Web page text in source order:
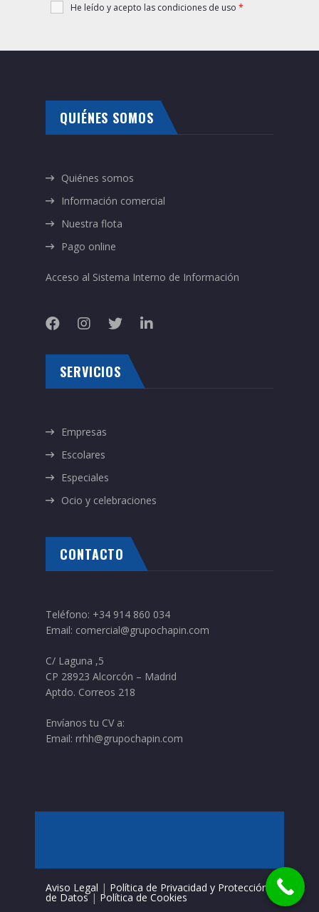
He leído y acepto las condiciones de uso *
QUIÉNES SOMOS
Quiénes somos
Información comercial
Nuestra flota
Pago online
Acceso al Sistema Interno de Información
SERVICIOS
Empresas
Escolares
Especiales
Ocio y celebraciones
CONTACTO
Teléfono: +34 914 860 034
Email: comercial@grupochapin.com
C/ Laguna ,5
CP 28923 Alcorcón – Madrid
Aptdo. Correos 218
Envíanos tu CV a:
Email: rrhh@grupochapin.com
Aviso Legal | Política de Privacidad y Protección
de Datos| Política de Cookies